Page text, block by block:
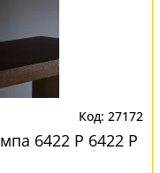
27172
6422 P 6422 P